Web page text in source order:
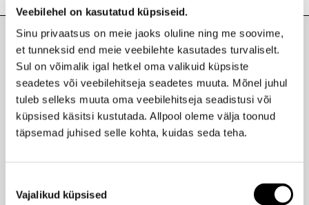
Veebilehel on kasutatud küpsiseid.
Sinu privaatsus on meie jaoks oluline ning me soovime,
et tunneksid end meie veebilehte kasutades turvaliselt.
Sul on võimalik igal hetkel oma valikuid küpsiste
seadetes või veebilehitseja seadetes muuta. Mõnel juhul
tuleb selleks muuta oma veebilehitseja seadistusi või
küpsised käsitsi kustutada. Allpool oleme välja toonud
täpsemad juhised selle kohta, kuidas seda teha.
valik
Vajalikud küpsised
Solanum Tuberosum (Potato)Starch, Cocotrimonium
Methosulfate, Aqua, Tocopherol, Benzophenone-4, Parfum.
Laokood
H0177460
Ribakood
8719638146371
Viimati vaadatud tooted
BALMAIN